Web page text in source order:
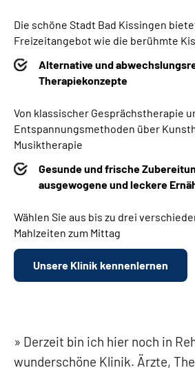
Die schöne Stadt Bad Kissingen
Freizeitangebot wie die berühmte
Alternative und
Therapiekonzepte
Von klassischer Gesprächstherapie
Entspannungsmethoden über
Musiktherapie
Gesunde und frische
ausgewogene und leckere
Wählen Sie aus bis zu drei
Mahlzeiten zum Mittag
Unsere Klinik kennenlernen
Derzeit bin ich hier noch in
wunderschöne Klinik. Ärzte,